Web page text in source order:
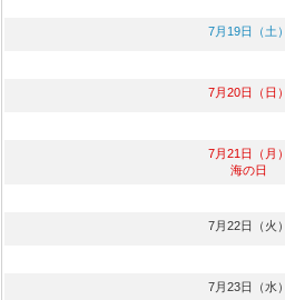
7月19日（土）
7月20日（日）
7月21日（月）
海の日
7月22日（火）
7月23日（水）